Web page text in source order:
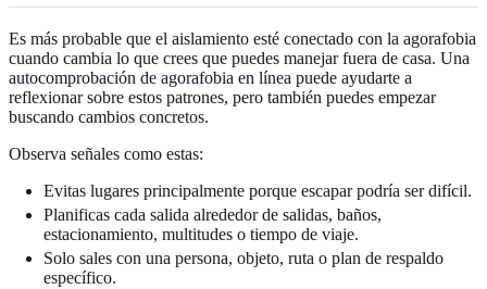
Es más probable que el aislamiento esté conectado con la agorafobia
cuando cambia lo que crees que puedes manejar fuera de casa. Una
autocomprobación de agorafobia en línea puede ayudarte a
reflexionar sobre estos patrones, pero también puedes empezar
buscando cambios concretos.
Observa señales como estas:
Evitas lugares principalmente porque escapar podría ser difícil.
Planificas cada salida alrededor de salidas, baños,
estacionamiento, multitudes o tiempo de viaje.
Solo sales con una persona, objeto, ruta o plan de respaldo
específico.